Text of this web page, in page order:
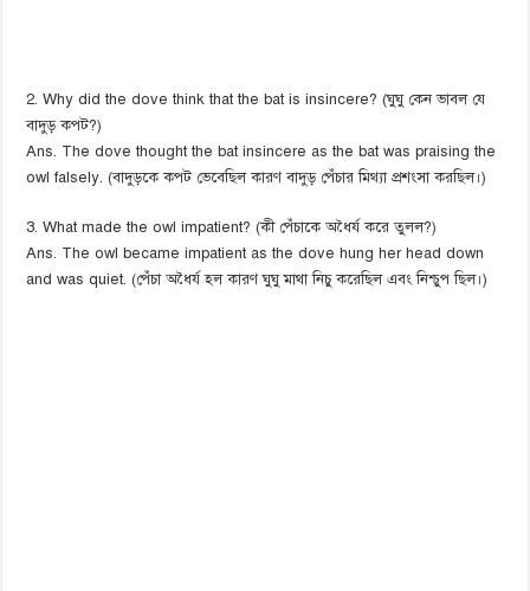
2. Why did the dove think that the bat is insincere? (ঘুঘু কেন ভাবল যে
বাদুড় কপট?)
Ans. The dove thought the bat insincere as the bat was praising the
owl falsely. (বাদুড়কে কপট ভেবেছিল কারণ বাদুড় পেঁচার মিথ্যা প্রশংসা করছিল।)
3. What made the owl impatient? (কী পেঁচাকে অধৈর্য করে তুলল?)
Ans. The owl became impatient as the dove hung her head down
and was quiet. (পেঁচা অধৈর্য হল কারণ ঘুঘু মাথা নিচু করেছিল এবং নিশ্চুপ ছিল।)